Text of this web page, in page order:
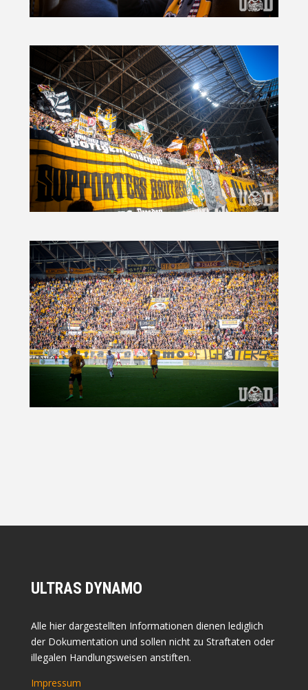
ULTRAS DYNAMO
Alle hier dargestellten Informationen dienen lediglich
der Dokumentation und sollen nicht zu Straftaten oder
illegalen Handlungsweisen anstiften.
Impressum